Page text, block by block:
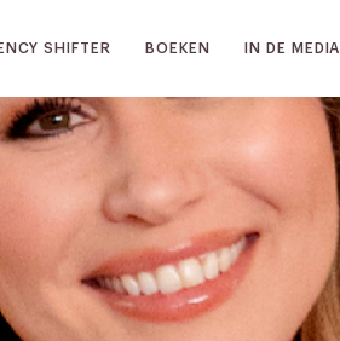
SHIFTER BOEKEN IN DE MEDIA